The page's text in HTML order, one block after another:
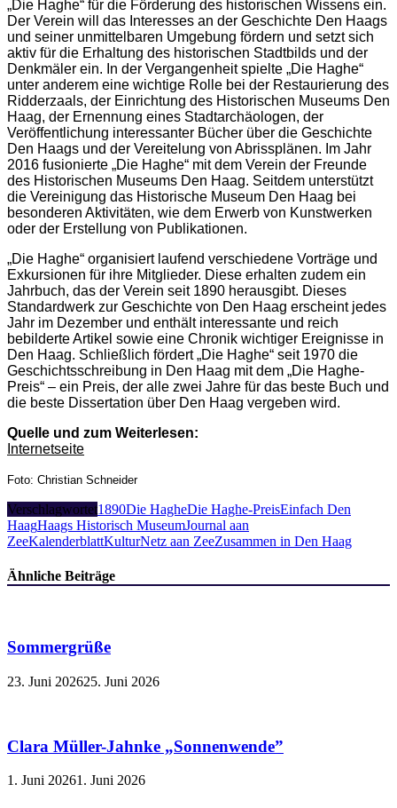
„Die Haghe“ für die Förderung des historischen Wissens ein.
Der Verein will das Interesses an der Geschichte Den Haags
und seiner unmittelbaren Umgebung fördern und setzt sich
aktiv für die Erhaltung des historischen Stadtbilds und der
Denkmäler ein. In der Vergangenheit spielte „Die Haghe“
unter anderem eine wichtige Rolle bei der Restaurierung des
Ridderzaals, der Einrichtung des Historischen Museums Den
Haag, der Ernennung eines Stadtarchäologen, der
Veröffentlichung interessanter Bücher über die Geschichte
Den Haags und der Vereitelung von Abrissplänen. Im Jahr
2016 fusionierte „Die Haghe“ mit dem Verein der Freunde
des Historischen Museums Den Haag. Seitdem unterstützt
die Vereinigung das Historische Museum Den Haag bei
besonderen Aktivitäten, wie dem Erwerb von Kunstwerken
oder der Erstellung von Publikationen.
„Die Haghe“ organisiert laufend verschiedene Vorträge und
Exkursionen für ihre Mitglieder. Diese erhalten zudem ein
Jahrbuch, das der Verein seit 1890 herausgibt. Dieses
Standardwerk zur Geschichte von Den Haag erscheint jedes
Jahr im Dezember und enthält interessante und reich
bebilderte Artikel sowie eine Chronik wichtiger Ereignisse in
Den Haag. Schließlich fördert „Die Haghe“ seit 1970 die
Geschichtsschreibung in Den Haag mit dem „Die Haghe-
Preis“ – ein Preis, der alle zwei Jahre für das beste Buch und
die beste Dissertation über Den Haag vergeben wird.
Quelle und zum Weiterlesen:
Internetseite
Foto: Christian Schneider
Verschlagwortet1890Die HagheDie Haghe-PreisEinfach Den
HaagHaags Historisch MuseumJournal aan
ZeeKalenderblattKulturNetz aan ZeeZusammen in Den Haag
Ähnliche Beiträge
Sommergrüße
23. Juni 202625. Juni 2026
Clara Müller-Jahnke „Sonnenwende”
1. Juni 20261. Juni 2026